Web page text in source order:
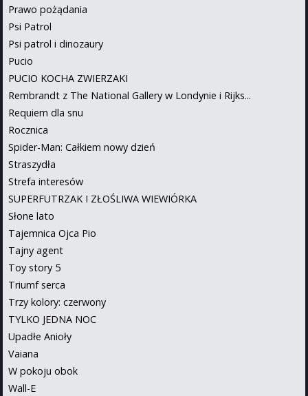
Prawo pożądania
Psi Patrol
Psi patrol i dinozaury
Pucio
PUCIO KOCHA ZWIERZAKI
Rembrandt z The National Gallery w Londynie i Rijks...
Requiem dla snu
Rocznica
Spider-Man: Całkiem nowy dzień
Straszydła
Strefa interesów
SUPERFUTRZAK I ZŁOŚLIWA WIEWIÓRKA
Słone lato
Tajemnica Ojca Pio
Tajny agent
Toy story 5
Triumf serca
Trzy kolory: czerwony
TYLKO JEDNA NOC
Upadłe Anioły
Vaiana
W pokoju obok
Wall-E